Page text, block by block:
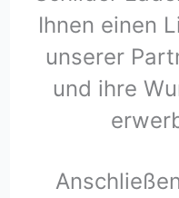
Ihnen einen
unserer
und ihre